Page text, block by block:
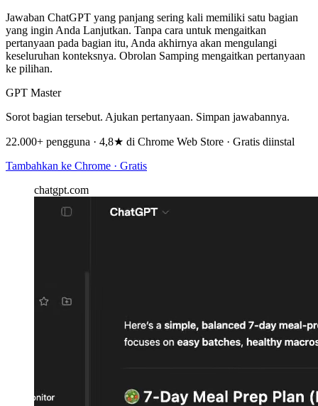
Jawaban ChatGPT yang panjang sering kali memiliki satu bagian
yang ingin Anda Lanjutkan. Tanpa cara untuk mengaitkan
pertanyaan pada bagian itu, Anda akhirnya akan mengulangi
keseluruhan konteksnya. Obrolan Samping mengaitkan pertanyaan
ke pilihan.
GPT Master
Sorot bagian tersebut. Ajukan pertanyaan. Simpan jawabannya.
22.000+ pengguna · 4,8★ di Chrome Web Store · Gratis diinstal
Tambahkan ke Chrome · Gratis
chatgpt.com